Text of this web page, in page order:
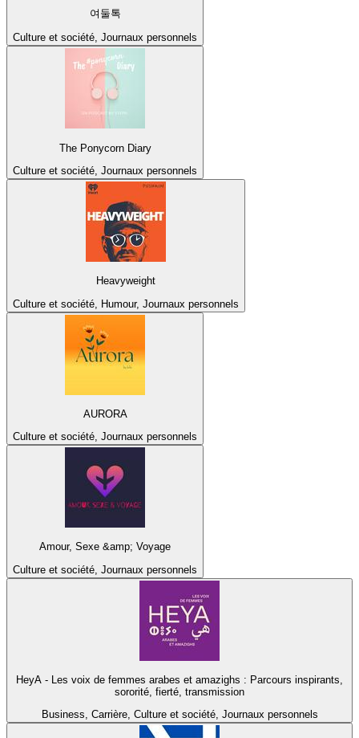
여둘톡
Culture et société, Journaux personnels
The Ponycorn Diary
Culture et société, Journaux personnels
Heavyweight
Culture et société, Humour, Journaux personnels
AURORA
Culture et société, Journaux personnels
Amour, Sexe &amp; Voyage
Culture et société, Journaux personnels
HeyA - Les voix de femmes arabes et amazighs : Parcours inspirants,
sororité, fierté, transmission
Business, Carrière, Culture et société, Journaux personnels